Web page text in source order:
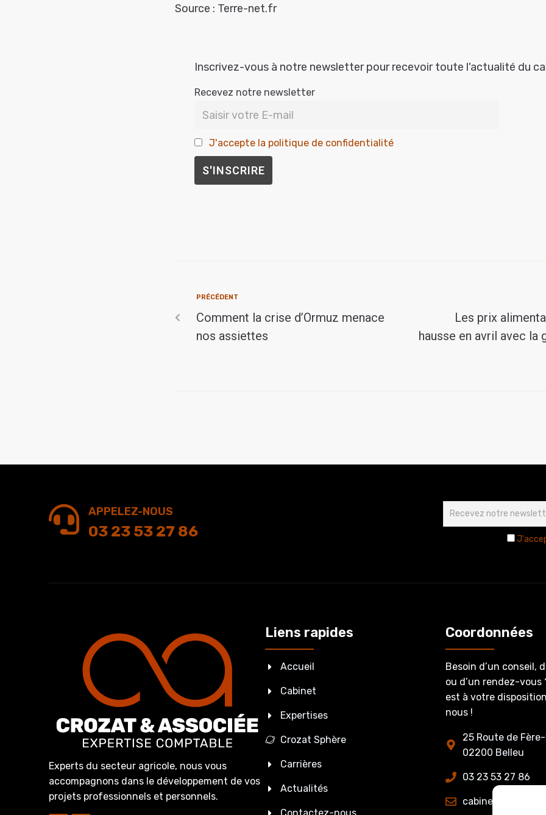
Source : Terre-net.fr
Inscrivez-vous à notre newsletter pour recevoir toute l'actualité du
Recevez notre newsletter
J'accepte la politique de confidentialité
PRÉCÉDENT
Comment la crise d’Ormuz menace
nos assiettes
Les prix
hausse en avril avec la
APPELEZ-NOUS
03 23 53 27 86
Experts du secteur agricole, nous vous
accompagnons dans le développement de vos
projets professionnels et personnels.
Liens rapides
Accueil
Cabinet
Expertises
Crozat Sphère
Carrières
Actualités
Coordonnées
Besoin d’un conseil,
ou d’un rendez-vous
est à votre
nous !
25 Route de
02200 Belleu
03 23 53 27 86